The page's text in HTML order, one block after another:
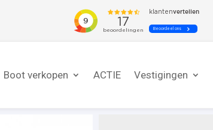
Boot verkopen ACTIE Vestigingen